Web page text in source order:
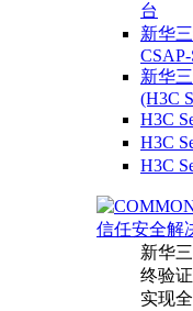
台
新华
新华
(H3C
H3C
H3C
H3C
信任安全解
新华
终验
实现